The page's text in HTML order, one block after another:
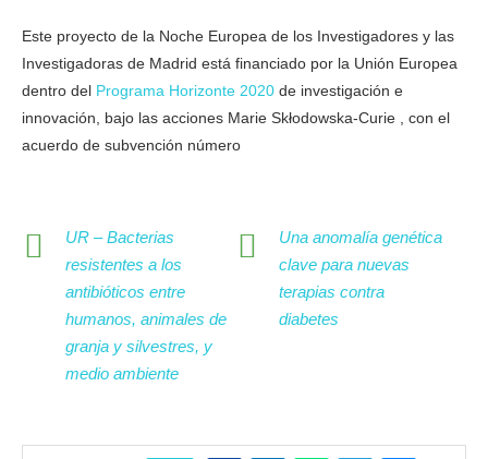
Este proyecto de la Noche Europea de los Investigadores y las
Investigadoras de Madrid está financiado por la Unión Europea
dentro del Programa Horizonte 2020 de investigación e
innovación, bajo las acciones Marie Skłodowska-Curie , con el
acuerdo de subvención número
UR – Bacterias
resistentes a los
antibióticos entre
humanos, animales de
granja y silvestres, y
medio ambiente
Una anomalía genética
clave para nuevas
terapias contra
diabetes